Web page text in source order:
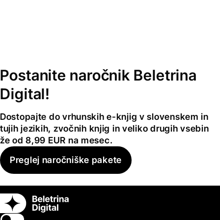
Postanite naročnik Beletrina
Digital!
Dostopajte do vrhunskih e-knjig v slovenskem in
tujih jezikih, zvočnih knjig in veliko drugih vsebin
že od 8,99 EUR na mesec.
Preglej naročniške pakete